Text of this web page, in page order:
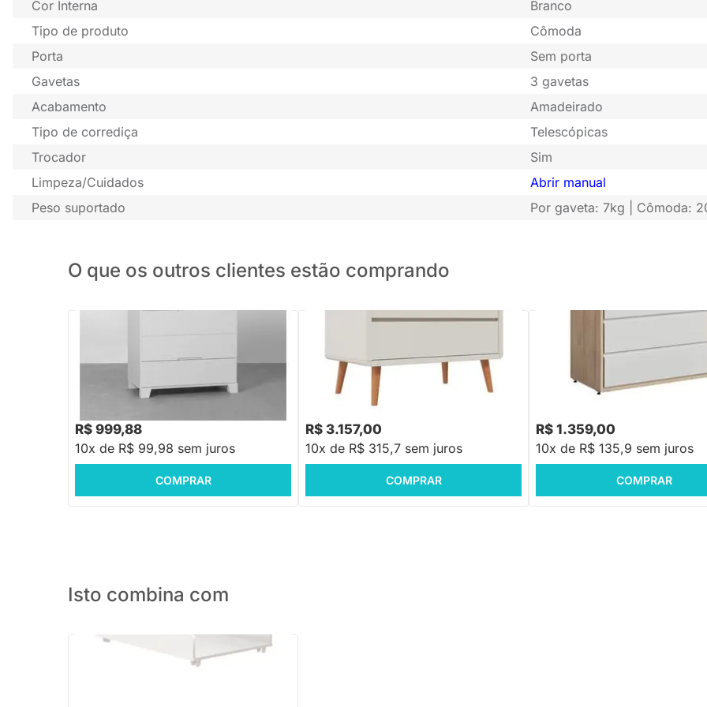
Cor Interna
Branco
Tipo de produto
Cômoda
Porta
Sem porta
Gavetas
3 gavetas
Acabamento
Amadeirado
Tipo de corrediça
Telescópicas
Trocador
Sim
Limpeza/Cuidados
Abrir manual
Peso suportado
Por gaveta: 7kg | Cômoda:
O que os outros clientes estão comprando
Cômoda Luna 4 Gavetas - Branco
R$ 999,88
10x de R$ 99,98 sem juros
COMPRAR
com Pés em Madeira
R$ 3.157,00
10x de R$ 315,7 sem juros
COMPRAR
Cômoda Sol e Mar 4 Gavetas -
Carvalho
R$ 1.359,00
10x de R$ 135,9 sem juros
COMPRAR
Isto combina com
Trocador Theo - Branco Brilho